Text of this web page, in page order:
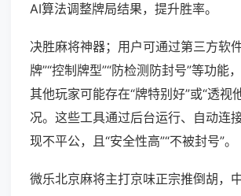
AI算法调整牌局结果，提升胜率。
决胜麻将神器；用户可通过第三方软
牌”“控制牌型”“防检测防封号”等功能
其他玩家可能存在“牌特别好”或“透视
况。这些工具通过后台运行、自动连
现不平公，且“安全性高”“不被封号”。
微乐北京麻将主打京味正宗推倒胡，